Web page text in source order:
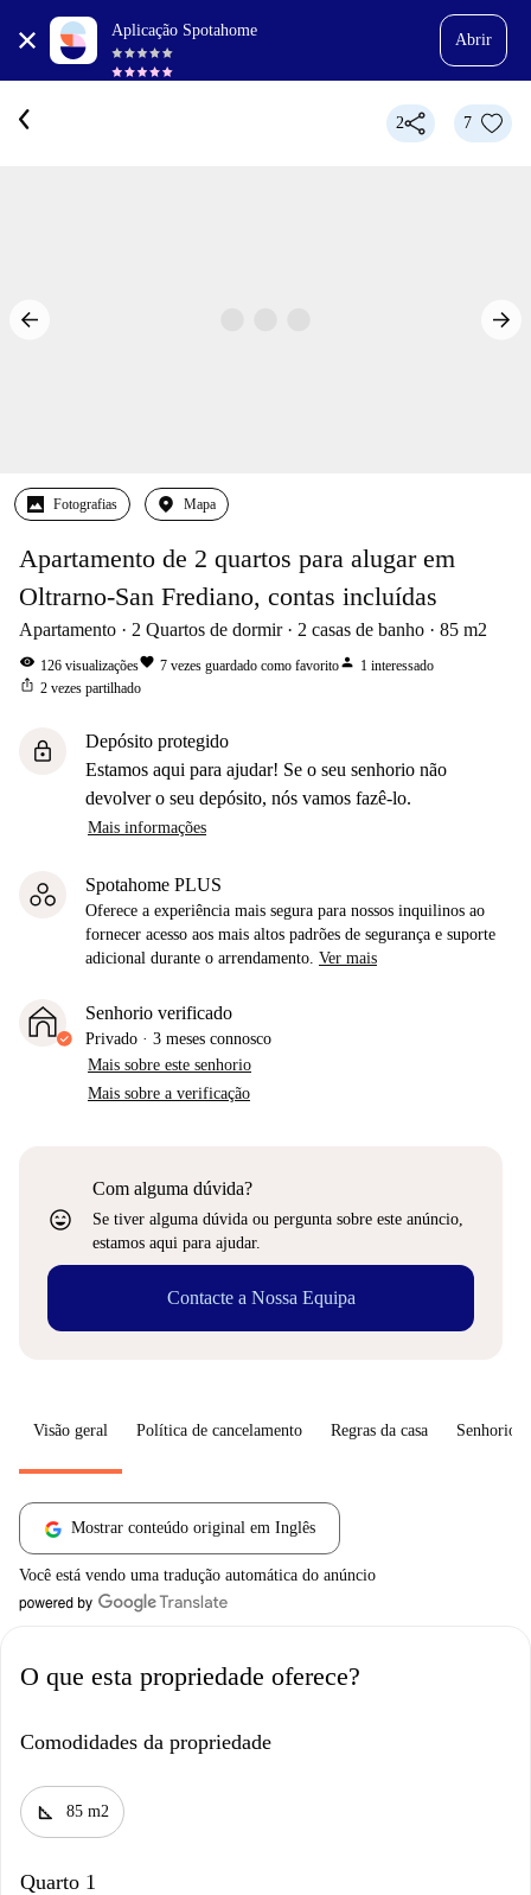
Aplicação Spotahome
Abrir
2 7
Fotografias Mapa
Apartamento de 2 quartos para alugar em
Oltrarno-San Frediano, contas incluídas
Apartamento 2 Quartos de dormir 2 casas de banho 85 m2
visibility 126 visualizaçõesfavorite 7 vezes guardado como favoritoperson 1 interessado
ios_share 2 vezes partilhado
lock
Depósito protegido
Estamos aqui para ajudar! Se o seu senhorio não
devolver o seu depósito, nós vamos fazê-lo.
Mais informações
Spotahome PLUS
Oferece a experiência mais segura para nossos inquilinos ao
fornecer acesso aos mais altos padrões de segurança e suporte
adicional durante o arrendamento. Ver mais
Senhorio verificado
Privado · 3 meses connosco
Mais sobre este senhorio
Mais sobre a verificação
sentiment_very_satisfied
Com alguma dúvida?
Se tiver alguma dúvida ou pergunta sobre este anúncio,
estamos aqui para ajudar.
Contacte a Nossa Equipa
Visão geral Política de cancelamento Regras da casa Senhorio
Mostrar conteúdo original em Inglês
Você está vendo uma tradução automática do anúncio
O que esta propriedade oferece?
Comodidades da propriedade
square_foot 85 m2
Quarto 1